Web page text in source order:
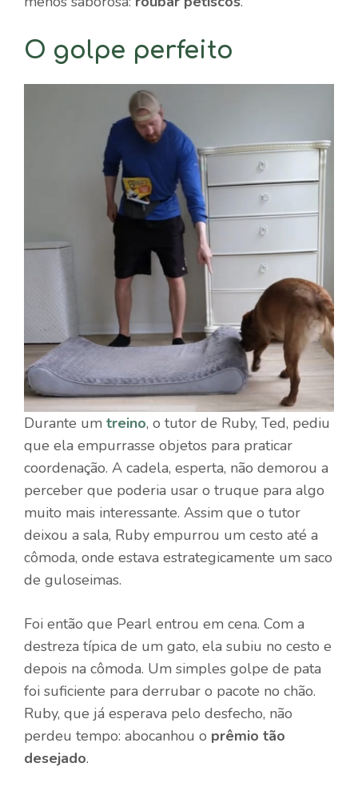
O golpe perfeito
Durante um treino, o tutor de Ruby, Ted, pediu
que ela empurrasse objetos para praticar
coordenação. A cadela, esperta, não demorou a
perceber que poderia usar o truque para algo
muito mais interessante. Assim que o tutor
deixou a sala, Ruby empurrou um cesto até a
cômoda, onde estava estrategicamente um saco
de guloseimas.
Foi então que Pearl entrou em cena. Com a
destreza típica de um gato, ela subiu no cesto e
depois na cômoda. Um simples golpe de pata
foi suficiente para derrubar o pacote no chão.
Ruby, que já esperava pelo desfecho, não
perdeu tempo: abocanhou o prêmio tão
desejado.